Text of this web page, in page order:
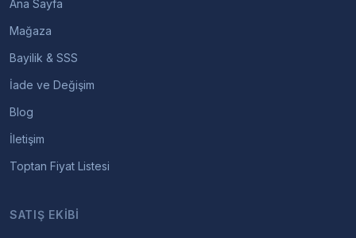
Ana Sayfa
Mağaza
Bayilik & SSS
İade ve Değişim
Blog
İletişim
Toptan Fiyat Listesi
SATIŞ EKIBI